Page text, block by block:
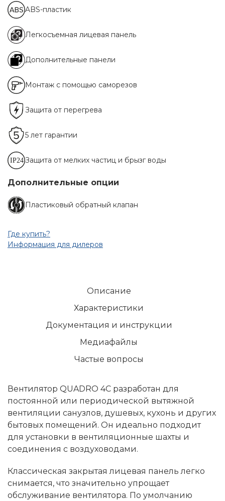
ABS-пластик
Легкосъемная лицевая панель
Дополнительные панели
Монтаж с помощью саморезов
Защита от перегрева
5 лет гарантии
Защита от мелких частиц и брызг воды
Дополнительные опции
Пластиковый обратный клапан
Где купить?
Информация для дилеров
Описание
Характеристики
Документация и инструкции
Медиафайлы
Частые вопросы
Вентилятор QUADRO 4С разработан для
постоянной или периодической вытяжной
вентиляции санузлов, душевых, кухонь и других
бытовых помещений. Он идеально подходит
для установки в вентиляционные шахты и
соединения с воздуховодами.
Классическая закрытая лицевая панель легко
снимается, что значительно упрощает
обслуживание вентилятора. По умолчанию